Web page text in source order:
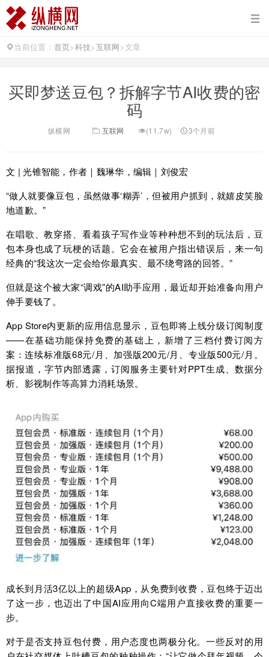
当前位置： 首页>科技>互联网>文章
买即梦送豆包？拆解字节AI收费的密
码
纵横网 互联网 (11.7w) 3个月前
文 | 光锥智能，作者｜魏琳华，编辑｜刘俊宏
“做人就要像豆包，虽然做事‘糊弄’，但被用户抓到，就嬉皮笑脸
地道歉。”
在唱歌、教穿搭、看着孩子写作业等种种想不到的玩法后，豆
包本身也成了玩梗的话题。它会在被用户指出错误后，来一句
经典的“我这次一定会给你最真实、最不绕弯路的回答。”
但就是这个被大家“调戏”的AI助手应用，最近却开始准备向用户
伸手要钱了。
App Store内更新的应用信息显示，豆包即将上线分级订阅制度
——在基础功能保持免费的基础上，新增了三档付费订阅方
案：连续标准版68元/月、加强版200元/月、专业版500元/月。
据报道，字节内部透露，订阅服务主要针对PPT生成、数据分
析、影视制作等高算力消耗场景。
成长到月活3亿以上的超级App，从免费到收费，豆包终于迈出
了这一步，也迈出了中国AI应用向C端用户直接收费的重要一
步。
对于是否支持豆包付费，用户态度也两极分化。一些反对的用